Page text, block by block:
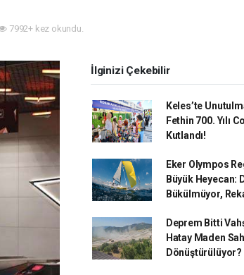
7992+ kez okundu.
İlginizi Çekebilir
Keles’te
Fethin 700. Yılı
Kutlandı!
Eker Olympos
Büyük Heyecan:
Bükülmüyor,
Deprem Bitti
Hatay Maden
Dönüştürülüyor?